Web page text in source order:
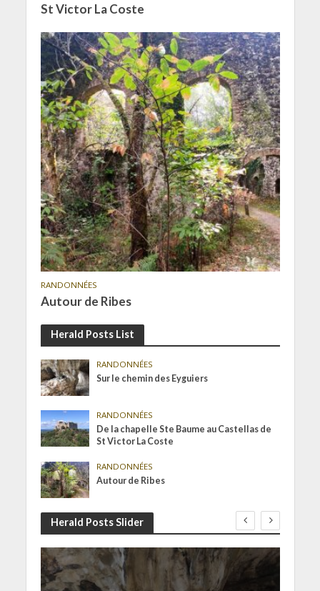
St Victor La Coste
RANDONNÉES
Autour de Ribes
Herald Posts List
RANDONNÉES
Sur le chemin des Eyguiers
RANDONNÉES
De la chapelle Ste Baume au Castellas de
St Victor La Coste
RANDONNÉES
Autour de Ribes
Herald Posts Slider